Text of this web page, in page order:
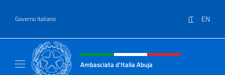
Governo Italiano IT EN
Intestazione sito, social e menù
Ambasciata d'Italia Abuja